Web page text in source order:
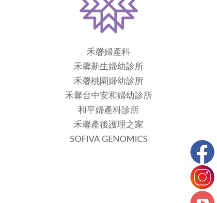
禾馨婦產科
禾馨新生婦幼診所
禾馨桃園婦幼診所
禾馨台中安和婦幼診所
和平婦產科診所
禾馨產後護理之家
SOFIVA GENOMICS